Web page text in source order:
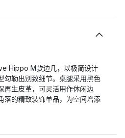
Hippo M款边几，以极简设计
勾勒出别致细节。桌腿采用黑色
再生皮革，可灵活用作休闲边
落的精致装饰单品，为空间增添